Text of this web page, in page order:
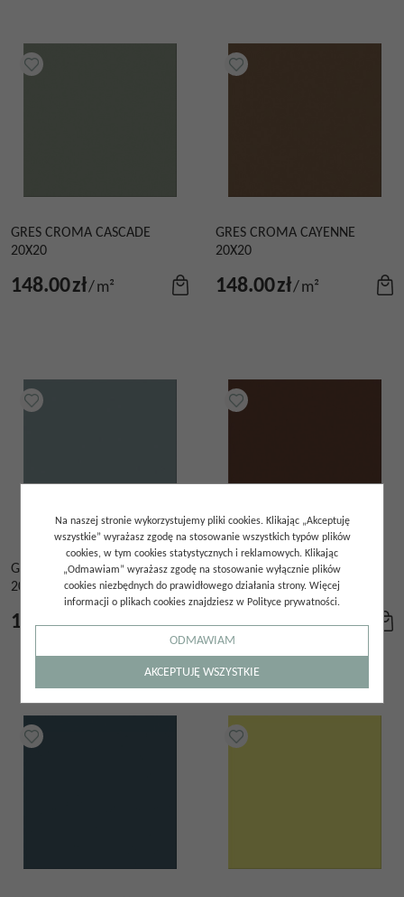
GRES CROMA CASCADE
20X20
148.00zł/m²
GRES CROMA CAYENNE
20X20
148.00zł/m²
GRES CROMA CELESTIAL
20X20
148.00zł/m²
GRES CROMA CHICAGO
20X20
148.00zł/m²
Na naszej stronie wykorzystujemy pliki cookies. Klikając „Akceptuję
wszystkie” wyrażasz zgodę na stosowanie wszystkich typów plików
cookies, w tym cookies statystycznych i reklamowych. Klikając
„Odmawiam” wyrażasz zgodę na stosowanie wyłącznie plików
cookies niezbędnych do prawidłowego działania strony. Więcej
informacji o plikach cookies znajdziesz w Polityce prywatności.
ODMAWIAM
AKCEPTUJĘ WSZYSTKIE